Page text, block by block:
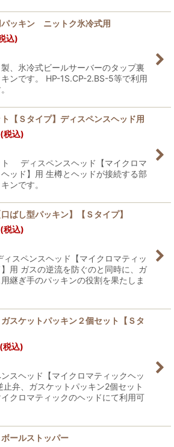
パッキン ニットク氷冷式用
込)
、氷冷式ビールサーバーのタップ裏
ンです。 HP-1S.CP-2.BS-5等で利用
【Ｓタイプ】ディスペンスヘッド用
(税込)
ト ディスペンスヘッド【マイクロマ
ッド】用 生樽とヘッドが接続する部
ンです。
ばし型パッキン】【Ｓタイプ】
(税込)
ィスペンスヘッド【マイクロマティッ
用 ガスの逆流を防ぐのと同時に、ガ
継ぎ手のパッキンの役割を果たしま
スケットパッキン２個セット【Ｓタ
(税込)
スヘッド【マイクロマティックヘッ
止弁、ガスケットパッキン2個セット
クロマティックのヘッドにて利用可
ールストッパー